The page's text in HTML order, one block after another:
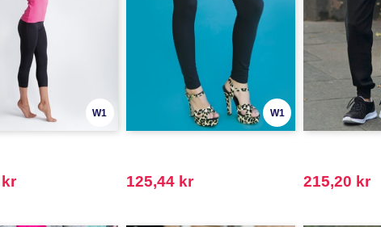
W1 W1
125,44 kr 215,20 kr